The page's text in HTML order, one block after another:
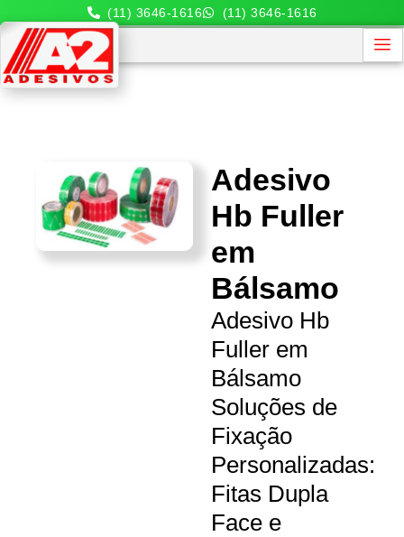
(11) 3646-1616 (11) 3646-1616
Adesivo
Hb Fuller
em
Bálsamo
Adesivo Hb
Fuller em
Bálsamo
Soluções de
Fixação
Personalizadas:
Fitas Dupla
Face e